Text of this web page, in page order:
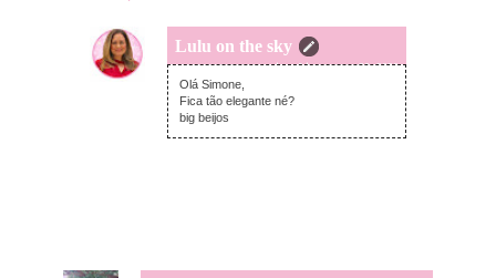
Lulu on the sky
quinta-feira, agosto 20, 2020
Olá Simone,
Fica tão elegante né?
big beijos